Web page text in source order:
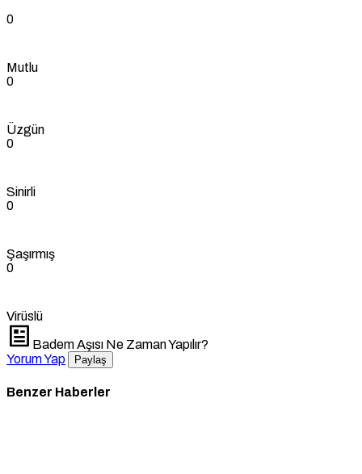
0
Mutlu
0
Üzgün
0
Sinirli
0
Şaşırmış
0
Virüslü
Badem Aşısı Ne Zaman Yapılır?
Yorum Yap
Paylaş
Benzer Haberler